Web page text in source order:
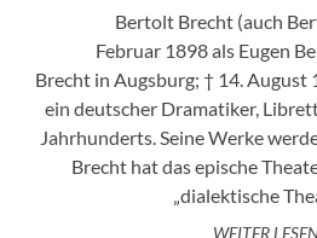
Bertolt Brecht (auch
Februar 1898 als Eugen
Brecht in Augsburg; † 14.
ein deutscher Dramatiker,
Jahrhunderts. Seine Werke
Brecht hat das epische
„dialektische
WEITER